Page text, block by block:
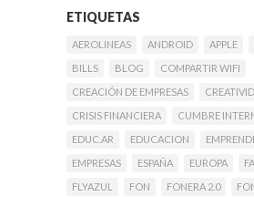
ETIQUETAS
AEROLINEAS ANDROID APPLE
BILLS
BLOG
COMPARTIR WIFI
CREACIÓN DE EMPRESAS
CRISIS FINANCIERA
CUMBRE
EDUC.AR
EDUCACION
EMPRESAS
ESPAÑA EUROPA
FLYAZUL
FON FONERA 2.0